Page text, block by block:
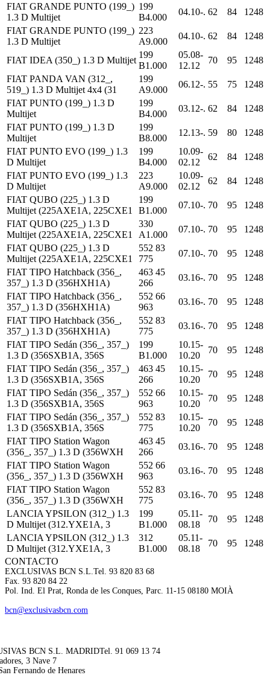
FIAT GRANDE PUNTO (199_)
1.3 D Multijet
199
B4.000
04.10-. 62 84
1248
FIAT GRANDE PUNTO (199_)
1.3 D Multijet
223
A9.000
04.10-. 62 84 1248
FIAT IDEA (350_) 1.3 D Multijet
199
B1.000
05.08-
12.12
70 95
1248
FIAT PANDA VAN (312_,
519_) 1.3 D Multijet 4x4 (31
199
A9.000
06.12-. 55 75
1248
FIAT PUNTO (199_) 1.3 D
Multijet
199
B4.000
03.12-. 62 84
1248
FIAT PUNTO (199_) 1.3 D
Multijet
199
B8.000
12.13-. 59 80
1248
FIAT PUNTO EVO (199_) 1.3
D Multijet
199
B4.000
10.09-
02.12
62 84
1248
FIAT PUNTO EVO (199_) 1.3
D Multijet
223
A9.000
10.09-
02.12
62 84
1248
FIAT QUBO (225_) 1.3 D
Multijet (225AXE1A, 225CXE1
199
B1.000
07.10-. 70 95
1248
FIAT QUBO (225_) 1.3 D
Multijet (225AXE1A, 225CXE1
330
A1.000
07.10-. 70 95
1248
FIAT QUBO (225_) 1.3 D
Multijet (225AXE1A, 225CXE1
552 83
775
07.10-. 70 95
1248
FIAT TIPO Hatchback (356_,
357_) 1.3 D (356HXH1A)
463 45
266
03.16-. 70 95
1248
FIAT TIPO Hatchback (356_,
357_) 1.3 D (356HXH1A)
552 66
963
03.16-. 70 95
1248
FIAT TIPO Hatchback (356_,
357_) 1.3 D (356HXH1A)
552 83
775
03.16-. 70 95
1248
FIAT TIPO Sedán (356_, 357_)
1.3 D (356SXB1A, 356S
199
B1.000
10.15-
10.20
70 95
1248
FIAT TIPO Sedán (356_, 357_)
1.3 D (356SXB1A, 356S
463 45
266
10.15-
10.20
70 95
1248
FIAT TIPO Sedán (356_, 357_)
1.3 D (356SXB1A, 356S
552 66
963
10.15-
10.20
70 95
1248
FIAT TIPO Sedán (356_, 357_)
1.3 D (356SXB1A, 356S
552 83
775
10.15-
10.20
70 95
1248
FIAT TIPO Station Wagon
(356_, 357_) 1.3 D (356WXH
463 45
266
03.16-. 70 95
1248
FIAT TIPO Station Wagon
(356_, 357_) 1.3 D (356WXH
552 66
963
03.16-. 70 95
1248
FIAT TIPO Station Wagon
(356_, 357_) 1.3 D (356WXH
552 83
775
03.16-. 70 95
1248
LANCIA YPSILON (312_) 1.3
D Multijet (312.YXE1A, 3
199
B1.000
05.11-
08.18
70 95
1248
LANCIA YPSILON (312_) 1.3
D Multijet (312.YXE1A, 3
312
B1.000
05.11-
08.18
70 95
1248
CONTACTO
EXCLUSIVAS BCN S.L. Tel. 93 820 83 68
Fax. 93 820 84 22
Pol. Ind. El Prat, Ronda de les Conques, Parc. 11-15 08180 MOIÀ
bcn@exclusivasbcn.com
BCN S.L. MADRIDTel. 91 069 13 74
3 Nave 7
Fernando de Henares